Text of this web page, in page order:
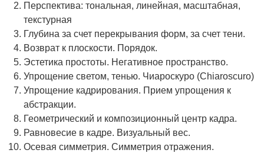
Перспектива: тональная, линейная, масштабная,
текстурная
Глубина за счет перекрывания форм, за счет тени.
Возврат к плоскости. Порядок.
Эстетика простоты. Негативное пространство.
Упрощение светом, тенью. Чиароскуро (Chiaroscuro)
Упрощение кадрирования. Прием упрощения к
абстракции.
Геометрический и композиционный центр кадра.
Равновесие в кадре. Визуальный вес.
Осевая симметрия. Симметрия отражения.